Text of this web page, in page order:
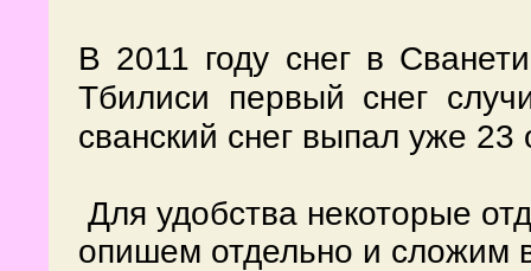
В 2011 году снег в
Тбилиси первый снег
сванский снег выпал уже 23
Для удобства некоторые
опишем отдельно и сложим